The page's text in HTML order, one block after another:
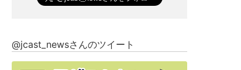
@jcast_newsさんのツイート